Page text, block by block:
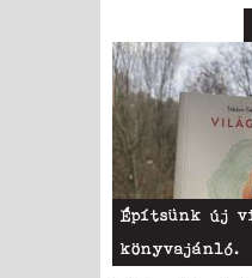
Építsünk új
könyvajánló.